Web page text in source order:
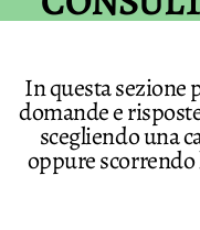
In questa sezione
domande e
scegliendo una
oppure